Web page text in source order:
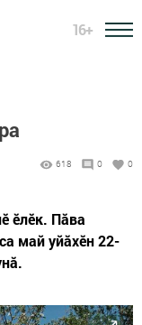
16+
618 0 0
ӗлӗк. Пăва
май уйăхӗн 22-